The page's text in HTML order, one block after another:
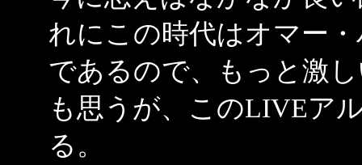
れにこの時代はオマー
であるので、もっと激
も思うが、このLIVEア
る。